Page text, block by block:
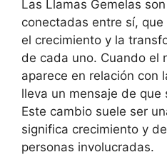
Las Llamas Gemelas
conectadas entre sí,
el crecimiento y la
de cada uno. Cuando el
aparece en relación con
lleva un mensaje de que
Este cambio suele ser
significa crecimiento y
personas involucradas.